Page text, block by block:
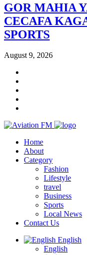
GOR MAHIA
CECAFA
SPORTS
August 9, 2026
Home
About
Category
Fashion
Lifestyle
travel
Business
Sports
Local News
Contact Us
English
English